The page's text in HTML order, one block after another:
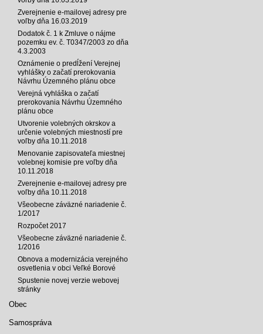
Zverejnenie e-mailovej adresy pre
voľby dňa 16.03.2019
Dodatok č. 1 k Zmluve o nájme
pozemku ev. č. T0347/2003 zo dňa
4.3.2003
Oznámenie o predĺžení Verejnej
vyhlášky o začatí prerokovania
Návrhu Územného plánu obce
Verejná vyhláška o začatí
prerokovania Návrhu Územného
plánu obce
Utvorenie volebných okrskov a
určenie volebných miestností pre
voľby dňa 10.11.2018
Menovanie zapisovateľa miestnej
volebnej komisie pre voľby dňa
10.11.2018
Zverejnenie e-mailovej adresy pre
voľby dňa 10.11.2018
Všeobecne záväzné nariadenie č.
1/2017
Rozpočet 2017
Všeobecne záväzné nariadenie č.
1/2016
Obnova a modernizácia verejného
osvetlenia v obci Veľké Borové
Spustenie novej verzie webovej
stránky
Obec
Samospráva